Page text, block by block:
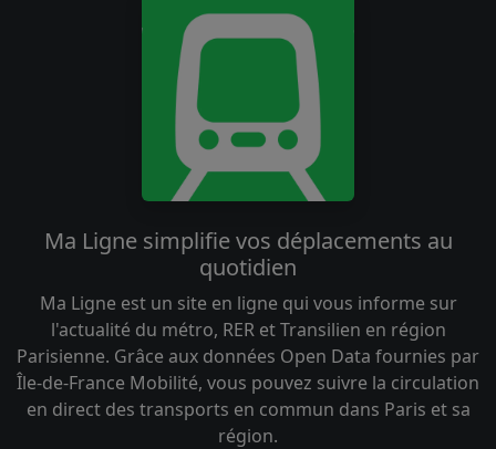
Ma Ligne simplifie vos déplacements au
quotidien
Ma Ligne est un site en ligne qui vous informe sur
l'actualité du métro, RER et Transilien en région
Parisienne. Grâce aux données Open Data fournies par
Île-de-France Mobilité, vous pouvez suivre la circulation
en direct des transports en commun dans Paris et sa
région.